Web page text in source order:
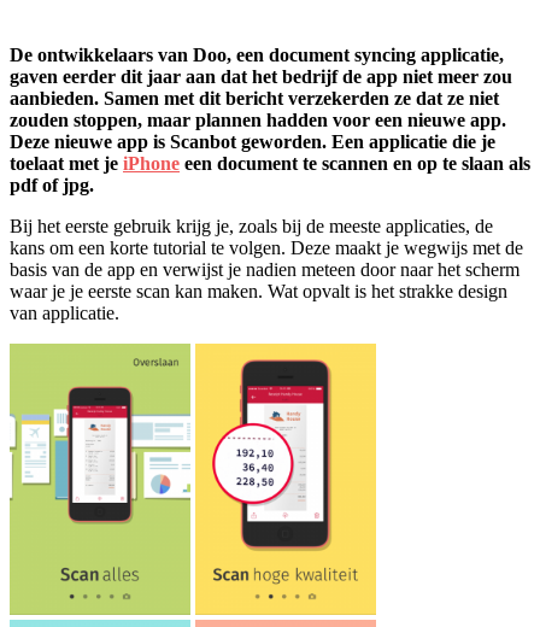
De ontwikkelaars van Doo, een document syncing applicatie,
gaven eerder dit jaar aan dat het bedrijf de app niet meer zou
aanbieden. Samen met dit bericht verzekerden ze dat ze niet
zouden stoppen, maar plannen hadden voor een nieuwe app.
Deze nieuwe app is Scanbot geworden. Een applicatie die je
toelaat met je iPhone een document te scannen en op te slaan als
pdf of jpg.
Bij het eerste gebruik krijg je, zoals bij de meeste applicaties, de
kans om een korte tutorial te volgen. Deze maakt je wegwijs met de
basis van de app en verwijst je nadien meteen door naar het scherm
waar je je eerste scan kan maken. Wat opvalt is het strakke design
van applicatie.